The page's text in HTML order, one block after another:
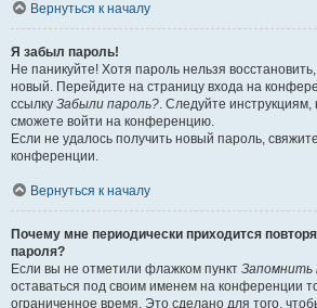
Вернуться к началу
Я забыл пароль!
Не паникуйте! Хотя пароль нельзя
новый. Перейдите на страницу входа на
ссылку Забыли пароль?. Следуйте инструкциям,
сможете войти на конференцию.
Если не удалось получить новый пароль,
конференции.
Вернуться к началу
Почему мне периодически приходится
пароля?
Если вы не отметили флажком пункт Запомнить
оставаться под своим именем на конференции
ограниченное время. Это сделано для того,